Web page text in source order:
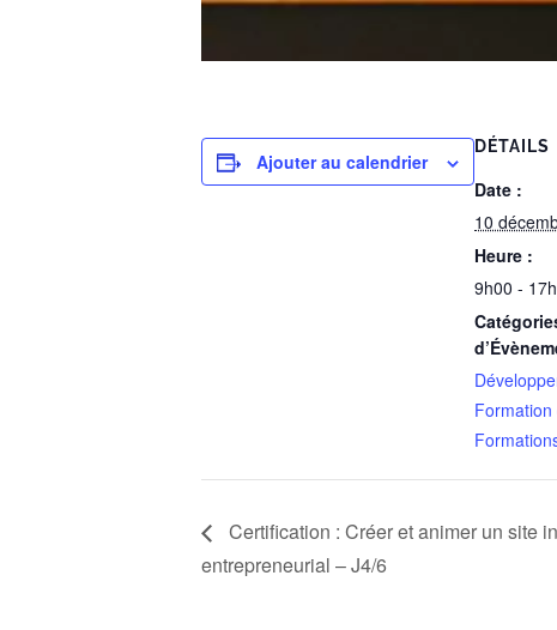
Ajouter au calendrier
DÉTAILS
Date :
10
Heure :
9h00 -
Certification : Créer et animer un site
entrepreneurial – J4/6